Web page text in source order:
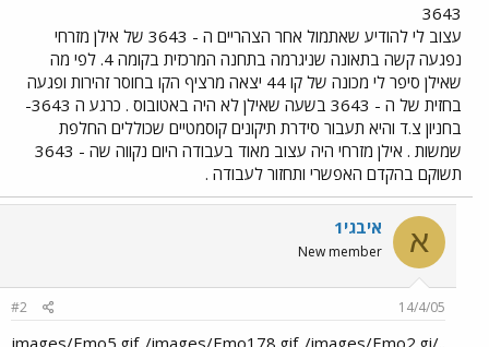
3643
עצוב לי להודיע שאתמול אחר הצהריים ה - 3643 של אילן מזרחי
נפגעה קשה בתאונה שניגרמה בתחנה המרכזית בקומה 4. לפי מה
שאילן סיפר לי מכונה של קו 44 יצאה מרציף הקו בחוסר זהירות ופגעה
בחזית של ה - 3643 בשעה שאילן לא היה באטובוס . כרגע ה 3643-
בחניון צ.ד והיא תעבור סידרת תיקונים קוסמטיים שכוללים החלפת
שמשות . אילן מזרחי היה עצוב מאוד בעבודה היום נקווה שה - 3643
תשוקם בהקדם האפשרי ותחזור לעבודה .
א איבגי1
New member
14/4/05
#2
../images/Emo5.gif../images/Emo178.gif../images/Emo2.gi